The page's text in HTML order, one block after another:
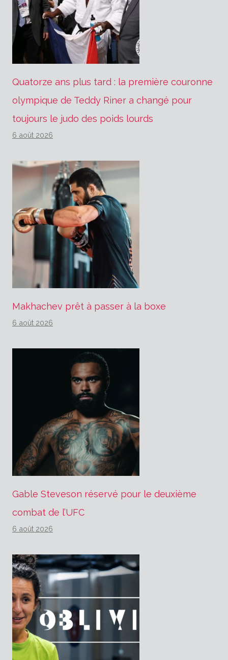
Quatorze ans plus tard : la première couronne
olympique de Teddy Riner a changé pour
toujours le judo des poids lourds
6 août 2026
Makhachev prêt à passer à la boxe
6 août 2026
Gable Steveson réservé pour le deuxième
combat de l’UFC
6 août 2026